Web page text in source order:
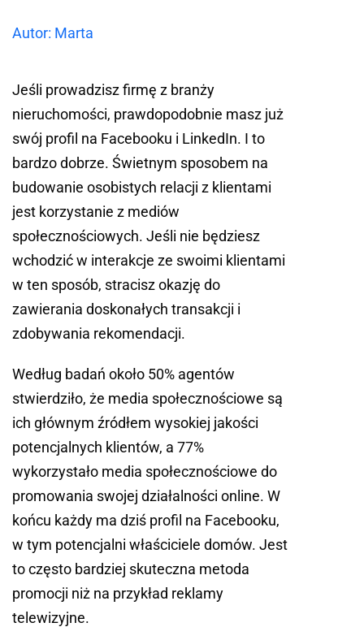
Autor: Marta
Jeśli prowadzisz firmę z branży
nieruchomości, prawdopodobnie masz już
swój profil na Facebooku i LinkedIn. I to
bardzo dobrze. Świetnym sposobem na
budowanie osobistych relacji z klientami
jest korzystanie z mediów
społecznościowych. Jeśli nie będziesz
wchodzić w interakcje ze swoimi klientami
w ten sposób, stracisz okazję do
zawierania doskonałych transakcji i
zdobywania rekomendacji.
Według badań około 50% agentów
stwierdziło, że media społecznościowe są
ich głównym źródłem wysokiej jakości
potencjalnych klientów, a 77%
wykorzystało media społecznościowe do
promowania swojej działalności online. W
końcu każdy ma dziś profil na Facebooku,
w tym potencjalni właściciele domów. Jest
to często bardziej skuteczna metoda
promocji niż na przykład reklamy
telewizyjne.